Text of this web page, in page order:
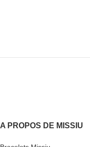
A PROPOS DE MISSIU